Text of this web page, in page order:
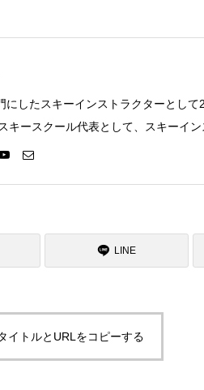
にしたスキーインストラクターとして
キースクール代表として、スキーイン
る世界を目指し活動中。
LINE
イトルとURLをコピーする